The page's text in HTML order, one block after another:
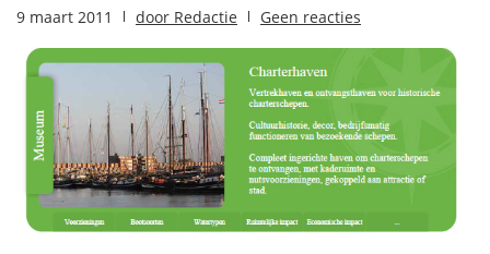
9 maart 2011 door Redactie Geen reacties